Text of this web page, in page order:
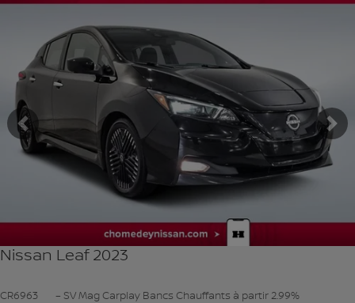
Précédent
Nissan Leaf 2023
CR6963 – SV Mag Carplay Bancs Chauffants à partir 2.99%